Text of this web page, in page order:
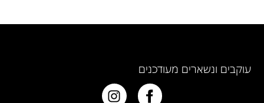
עוקבים ונשארים מעודכנים